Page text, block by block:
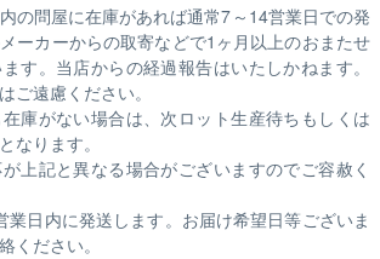
の問屋に在庫があれば通常7～14営業日での発
ーカーからの取寄などで1ヶ月以上のおまたせ
す。 当店からの経過報告はいたしかねます。
ご遠慮ください。
庫がない場合は、次ロット生産待ちもしくは
なります。
上記と異なる場合がございますのでご容赦く
業日内に発送します。お届け希望日等ございま
ください。